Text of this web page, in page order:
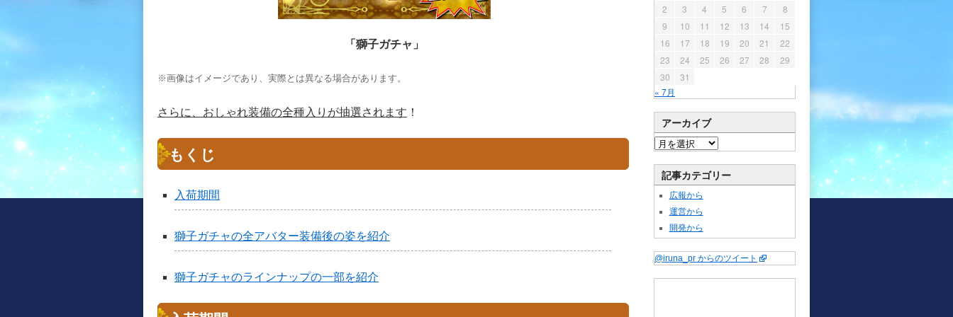
「獅子ガチャ」
※画像はイメージであり、実際とは異なる場合があります。
さらに、おしゃれ装備の全種入りが抽選されます ！
もくじ
入荷期間
獅子ガチャの全アバター装備後の姿を紹介
獅子ガチャのラインナップの一部を紹介
« 7月
2 3 4 5 6 7
8
9
10 11 12 13 14
15
16
17 18 19 20 21
22
23
24 25 26 27 28
29
30
31
アーカイブ
記事カテゴリー
広報から
運営から
開発から
@iruna_pr からのツイート